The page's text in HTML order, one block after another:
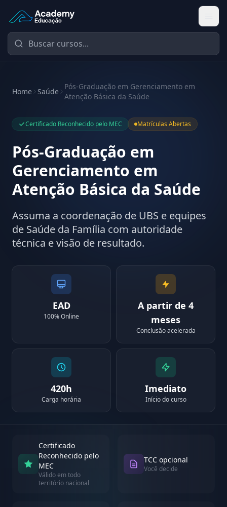
Academy Educação — Página Inicial
Home Saúde
Pós-Graduação em Gerenciamento em
Atenção Básica da Saúde
Certificado Reconhecido pelo MEC Matrículas Abertas
Pós-Graduação em
Gerenciamento em
Atenção Básica da Saúde
Assuma a coordenação de UBS e equipes
de Saúde da Família com autoridade
técnica e visão de resultado.
EAD
100% Online
A partir de 4
meses
Conclusão acelerada
420h
Carga horária
Imediato
Início do curso
Certificado
Reconhecido pelo
MEC
Válido em todo
território nacional
TCC opcional
Você decide